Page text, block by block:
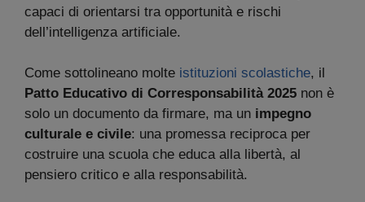
capaci di orientarsi tra opportunità e rischi
dell’intelligenza artificiale.
Come sottolineano molte istituzioni scolastiche, il
Patto Educativo di Corresponsabilità 2025 non è
solo un documento da firmare, ma un impegno
culturale e civile: una promessa reciproca per
costruire una scuola che educa alla libertà, al
pensiero critico e alla responsabilità.